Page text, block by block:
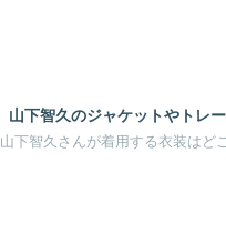
山下智久のジャケットやトレ
山下智久さんが着用する衣装は